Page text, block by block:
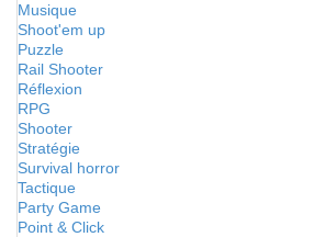
Musique
Shoot'em up
Puzzle
Rail Shooter
Réflexion
RPG
Shooter
Stratégie
Survival horror
Tactique
Party Game
Point & Click